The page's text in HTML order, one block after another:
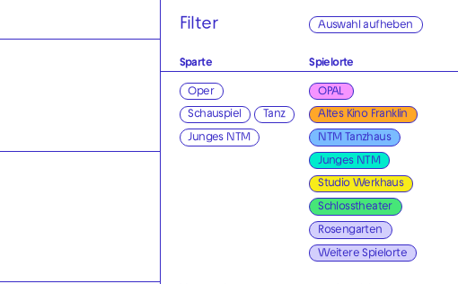
Filter Auswahl aufheben
Sparte
Oper
Schauspiel Tanz
Junges NTM
Spielorte
OPAL
Altes Kino Franklin
NTM Tanzhaus
Junges NTM
Studio Werkhaus
Schlosstheater
Rosengarten
Weitere Spielorte